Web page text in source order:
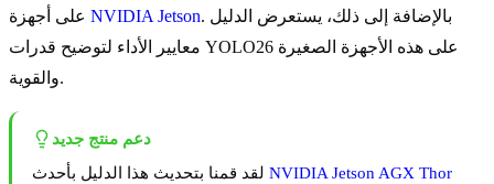
NVIDIA Jetson. بالإضافة إلى ذلك، يستعرض الدليل
معايير الأداء لتوضيح قدرات YOLO26 على هذه الأجهزة الصغيرة
والقوية.
دعم منتج جديد
NVIDIA Jetson AGX Thor